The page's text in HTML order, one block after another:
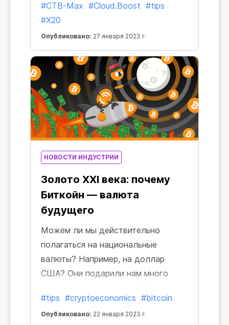
верхней планки в x60 в ПК-версии
браузера и x300 на Android.
Cloud.Boost доступен с
множителями x2, x5, x10, x15, но
сейчас пришло время преодолевать
лимиты!
#CTB-Max #Cloud.Boost #tips
#X20
Опубликовано: 27 января 2023 г.
НОВОСТИ ИНДУСТРИИ
Золото XXI века: почему
Биткойн — валюта
будущего
Можем ли мы действительно
полагаться на национальные
валюты? Например, на доллар
США? Они подарили нам много
за инфляцией, падениями рынков и
глобальными экономическими
#tips #cryptoeconomics #bitcoin
Опубликовано: 22 января 2023 г.